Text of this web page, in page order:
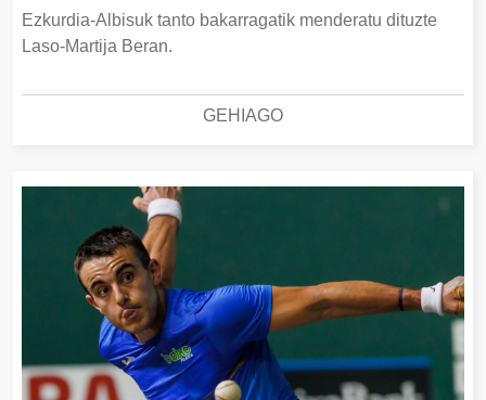
Ezkurdia-Albisuk tanto bakarragatik menderatu dituzte
Laso-Martija Beran.
GEHIAGO